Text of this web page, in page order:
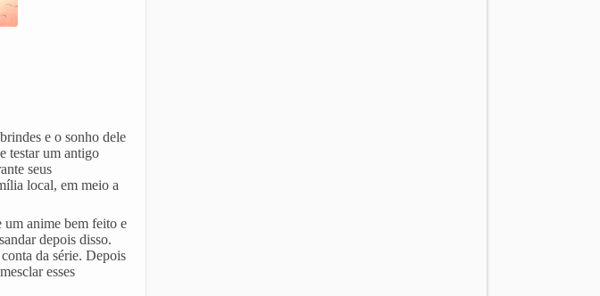
e o sonho dele
testar um antigo
seus
local, em meio a
um anime bem feito e
depois disso.
da série. Depois
esses